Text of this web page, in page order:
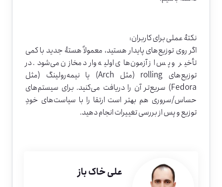
نکتهٔ عملی برای کاربران:
اگر روی توزیع‌های پایدار هستید، معمولاً هستهٔ جدید با کمی
تأخیر و پس از آزمون‌های اولیه وارد مخازن می‌شود. در
توزیع‌های rolling (مثل Arch) یا نیمه‌رولینگ (مثل
Fedora) سریع‌تر آن را دریافت می‌کنید. برای سیستم‌های
حساس/سروری هم بهتر است ارتقا را با سیاست‌های خودِ
توزیع و پس از بررسی تغییرات انجام دهید.
علی خاک باز